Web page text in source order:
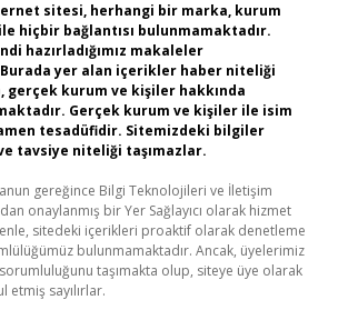
sitesi, herhangi bir marka, kurum
hiçbir bağlantısı bulunmamaktadır.
hazırladığımız makaleler
Burada yer alan içerikler haber niteliği
gerçek kurum ve kişiler hakkında
Gerçek kurum ve kişiler ile isim
tesadüfidir. Sitemizdeki bilgiler
tavsiye niteliği taşımazlar.
gereğince Bilgi Teknolojileri ve İletişim
onaylanmış bir Yer Sağlayıcı olarak hizmet
sitedeki içerikleri proaktif olarak denetleme
bulunmamaktadır. Ancak, üyelerimiz
taşımakta olup, siteye üye olarak
etmiş sayılırlar.